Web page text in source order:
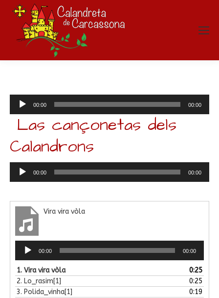
Lecteur
audio
00:00 00:00
Las cançonetas dels
Calandrons
Lecteur
audio
00:00 00:00
Vira vira vòla
Lecteur
audio
00:00 00:00
1. Vira vira vòla
0:25
2. Lo_rasim[1]
0:25
3. Polida_vinha[1]
0:19